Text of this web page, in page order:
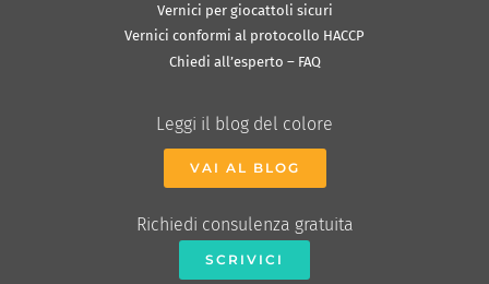
Vernici per giocattoli sicuri
Vernici conformi al protocollo HACCP
Chiedi all’esperto – FAQ
Leggi il blog del colore
VAI AL BLOG
Richiedi consulenza gratuita
SCRIVICI